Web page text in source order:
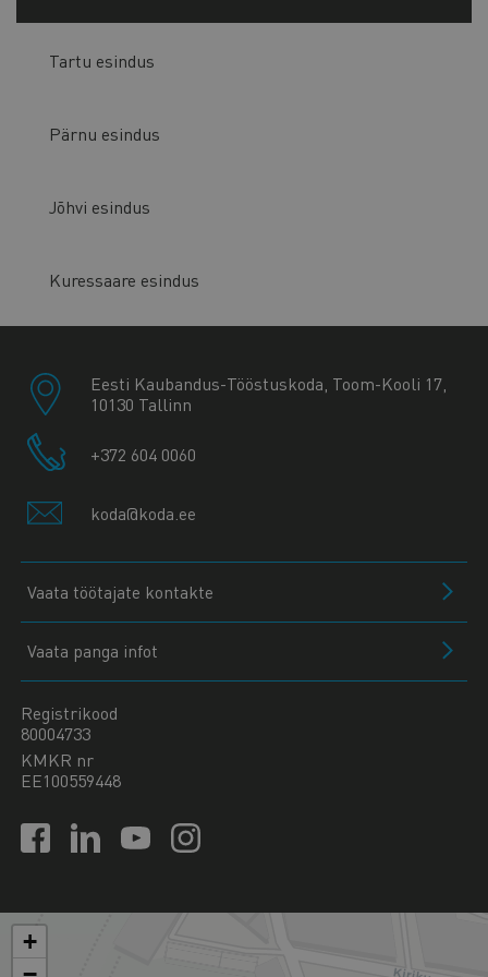
Tartu esindus
Pärnu esindus
Jõhvi esindus
Kuressaare esindus
Eesti Kaubandus-Tööstuskoda, Toom-Kooli 17,
10130 Tallinn
+372 604 0060
koda@koda.ee
Vaata töötajate kontakte
Vaata panga infot
Registrikood
80004733
KMKR nr
EE100559448
+